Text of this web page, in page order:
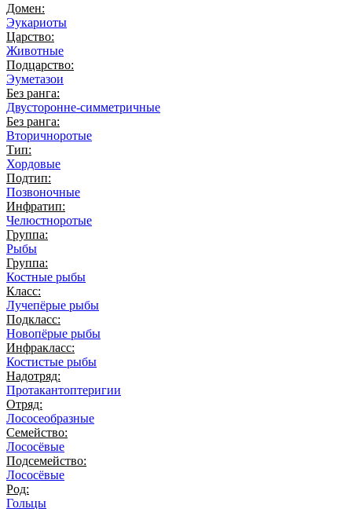
Домен:
Эукариоты
Царство:
Животные
Подцарство:
Эуметазои
Без ранга:
Двусторонне-симметричные
Без ранга:
Вторичноротые
Тип:
Хордовые
Подтип:
Позвоночные
Инфратип:
Челюстноротые
Группа:
Рыбы
Группа:
Костные рыбы
Класс:
Лучепёрые рыбы
Подкласс:
Новопёрые рыбы
Инфракласс:
Костистые рыбы
Надотряд:
Протакантоптеригии
Отряд:
Лососеобразные
Семейство:
Лососёвые
Подсемейство:
Лососёвые
Род:
Гольцы